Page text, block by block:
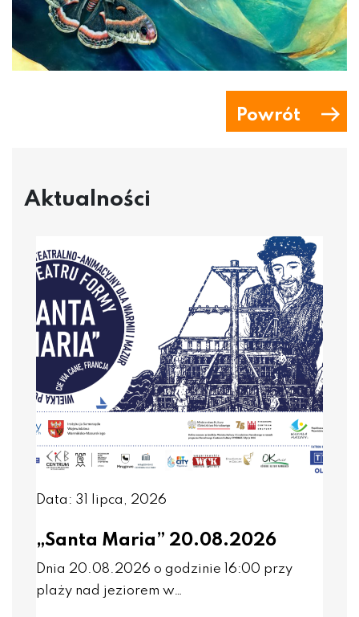
Powrót
Aktualności
Data: 31 lipca, 2026
„Santa Maria” 20.08.2026
Dnia 20.08.2026 o godzinie 16:00 przy
plaży nad jeziorem w…